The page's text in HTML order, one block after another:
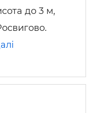
до 3 м,